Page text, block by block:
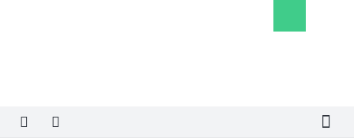
košík